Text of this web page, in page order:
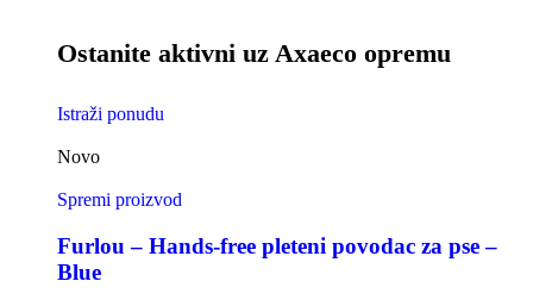
Ostanite aktivni uz Axaeco opremu
Istraži ponudu
Novo
Spremi proizvod
Furlou – Hands-free pleteni povodac za pse –
Blue